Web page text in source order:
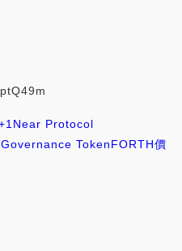
Near Protocol
TokenFORTH價